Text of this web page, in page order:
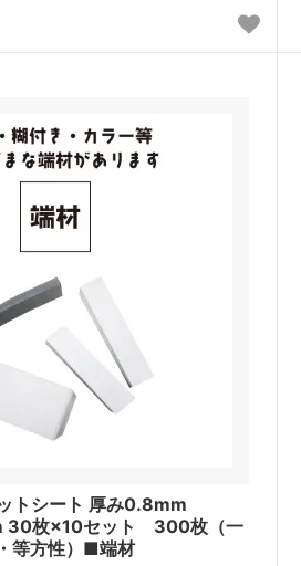
トシート 厚み0.8mm
30枚×10セット 300枚（一
等方性）■端材